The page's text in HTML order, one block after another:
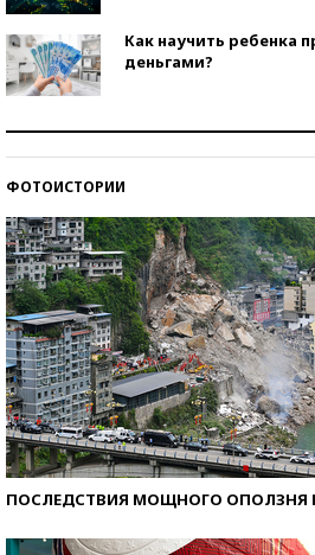
Как научить ребенка
деньгами?
ФОТОИСТОРИИ
ПОСЛЕДСТВИЯ МОЩНОГО ОПОЛЗНЯ